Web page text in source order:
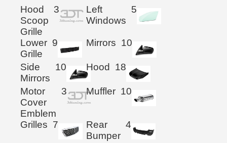
Hood
Scoop
Grille
3
Left
Windows
5
Lower
Grille
9 Mirrors 10
Side
Mirrors
10 Hood 18
Motor
Cover
Emblem
3 Muffler 10
Grilles 7
Rear
Bumper
4